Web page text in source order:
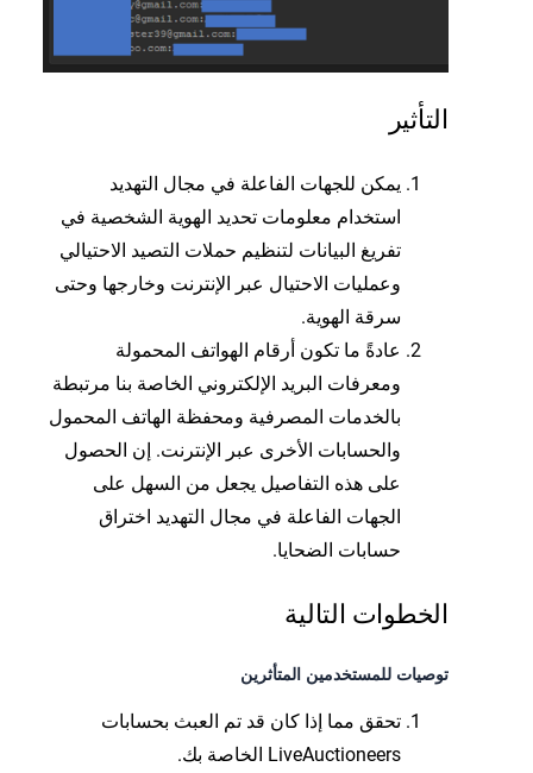
التأثير
يمكن للجهات الفاعلة في مجال التهديد
استخدام معلومات تحديد الهوية الشخصية في
تفريغ البيانات لتنظيم حملات التصيد الاحتيالي
وعمليات الاحتيال عبر الإنترنت وخارجها وحتى
سرقة الهوية.
عادةً ما تكون أرقام الهواتف المحمولة
ومعرفات البريد الإلكتروني الخاصة بنا مرتبطة
بالخدمات المصرفية ومحفظة الهاتف المحمول
والحسابات الأخرى عبر الإنترنت. إن الحصول
على هذه التفاصيل يجعل من السهل على
الجهات الفاعلة في مجال التهديد اختراق
حسابات الضحايا.
الخطوات التالية
توصيات للمستخدمين المتأثرين
تحقق مما إذا كان قد تم العبث بحسابات
LiveAuctioneers الخاصة بك.